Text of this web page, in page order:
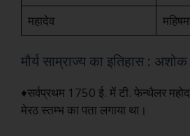
महादेव
मौर्य साम्राज्य का इतिहास :
♦सर्वप्रथम 1750 ई. में टी. फेन्थैलर
मेरठ स्तम्भ का पता लगाया था।